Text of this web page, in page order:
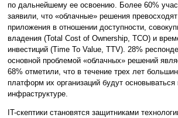
по дальнейшему ее освоению. Более 60%
заявили, что «облачные» решения
приложения в отношении доступности,
владения (Total Cost of Ownership, TCO) и
инвестиций (Time To Value, TTV). 28%
основной проблемой «облачных» решений
68% отметили, что в течение трех лет
платформ их организаций будут основываться
инфраструктуре.
IT-скептики становятся защитниками